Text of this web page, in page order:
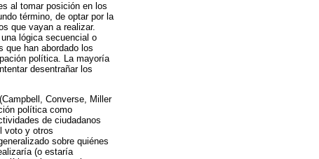
al tomar posición en los
término, de optar por la
que vayan a realizar.
lógica secuencial o
que han abordado los
política. La mayoría
desentrañar los
Converse, Miller
política como
de ciudadanos
voto y otros
sobre quiénes
(o estaría